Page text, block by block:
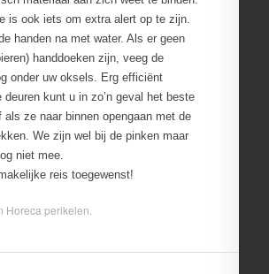
is ook iets om extra alert op te zijn.
handen na met water. Als er geen
handdoeken zijn, veeg de
onder uw oksels. Erg efficiënt
deuren kunt u in zo’n geval het beste
als ze naar binnen opengaan met de
We zijn wel bij de pinken maar
niet mee.
reis toegewenst!
Horeca perikelen.